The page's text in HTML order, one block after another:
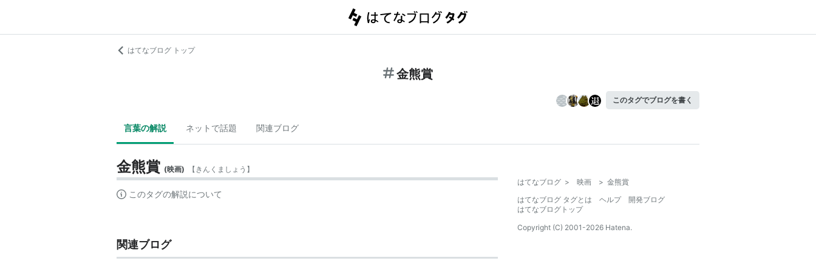
はてなブログ トップ
金熊賞
このタグでブログを書く
言葉の解説 ネットで話題 関連ブログ
金熊賞 (映画) 【 きんくましょう 】
このタグの解説について
関連ブログ
はてなブログ > 映画 > 金熊賞
はてなブログ タグとは
ヘルプ
開発ブログ
はてなブログトップ
Copyright (C) 2001-2026 Hatena.